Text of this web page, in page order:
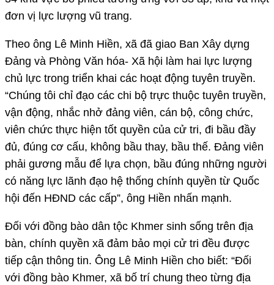
đơn vị lực lượng vũ trang.
Theo ông Lê Minh Hiền, xã đã giao Ban Xây dựng
Đảng và Phòng Văn hóa- Xã hội làm hai lực lượng
chủ lực trong triển khai các hoạt động tuyên truyền.
“Chúng tôi chỉ đạo các chi bộ trực thuộc tuyên truyền,
vận động, nhắc nhở đảng viên, cán bộ, công chức,
viên chức thực hiện tốt quyền của cử tri, đi bầu đầy
đủ, đúng cơ cấu, không bầu thay, bầu thế. Đảng viên
phải gương mẫu để lựa chọn, bầu đúng những người
có năng lực lãnh đạo hệ thống chính quyền từ Quốc
hội đến HĐND các cấp”, ông Hiền nhấn mạnh.
Đối với đồng bào dân tộc Khmer sinh sống trên địa
bàn, chính quyền xã đảm bảo mọi cử tri đều được
tiếp cận thông tin. Ông Lê Minh Hiền cho biết: “Đối
với đồng bào Khmer, xã bố trí chung theo từng địa